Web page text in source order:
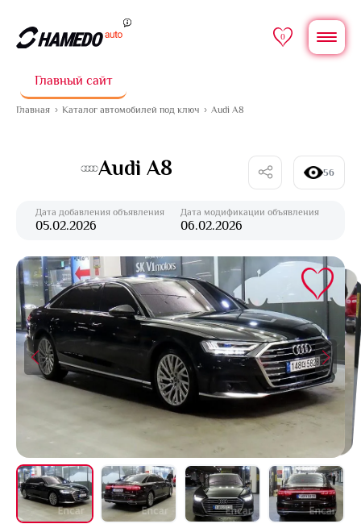
0
Главный сайт
Главная Каталог автомобилей под ключ Audi A8
Audi A8 56
Дата добавления объявления
05.02.2026
Дата модификации объявления
06.02.2026